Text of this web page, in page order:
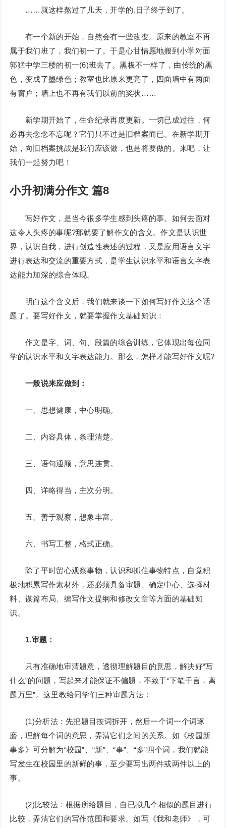
……就这样熬过了几天，开学的.日子终于到了。
有一个新的开始，自然会有一些改变。原来的教室不再
属于我们班了，我们初一了。于是心甘情愿地搬到小学对面
郭猛中学三楼的初一(6)班去了。黑板不一样了，由传统的黑
色，变成了墨绿色；教室也比原来更亮了，四面墙中有两面
有窗户；墙上也不再有我们以前的奖状……
新学期开始了，生命纪录再度更新。一切已成过往，何
必再去念念不忘呢？它们只不过是旧档案而已。在新学期开
始，向旧档案挑战是我们应该做，也是将要做的。来吧，让
我们一起努力吧！
小升初满分作文 篇8
写好作文，是当今很多学生感到头疼的事。如何去面对
这令人头疼的事呢?那就要了解作文的含义。作文是认识世
界，认识自我，进行创造性表述的过程，又是应用语言文字
进行表达和交流的重要方式，是学生认识水平和语言文字表
达能力加深的综合体现。
明白这个含义后，我们就来谈一下如何写好作文这个话
题了。要写好作文，就要掌握作文基础知识：
作文是字、词、句、段篇的综合训练，它体现出每位同
学的认识水平和文字表达能力。那么，怎样才能写好作文呢?
一般说来应做到：
一、思想健康，中心明确。
二、内容具体，条理清楚。
三、语句通顺，意思连贯。
四、详略得当，主次分明。
五、善于观察，想象丰富。
六、书写工整，格式正确。
除了平时留心观察事物，认识和抓住事物特点，自觉积
极地积累写作素材外，还必须具备审题、确定中心、选择材
料、谋篇布局、编写作文提纲和修改文章等方面的基础知
识。
1.审题：
只有准确地审清题意，透彻理解题目的意思，解决好“写
什么”的问题，写起来才能保证不偏题，不致于“下笔千言，离
题万里”。这里教给同学们三种审题方法：
(1)分析法：先把题目按词拆开，然后一个词一个词琢
磨，理解每个词的意思，弄清它们之间的关系。如《校园新
事多》可分解为“校园”、“新”、“事”、“多”四个词，我们就能
写发生在校园里的新鲜的事，至少要写出两件或两件以上的
事。
(2)比较法：根据所给题目，自已拟几个相似的题目进行
比较，弄清它们的写作范围和要求。如写《我和老师》，可